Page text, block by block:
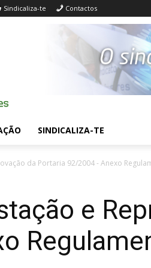
Sindicaliza-te Contactos
SINDICALIZA-TE
da Portaria 92/2004 - Anexo
e